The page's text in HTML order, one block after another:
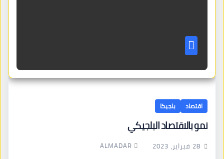
اقتصاد بلجيكا
نمو بالاقتصاد البلجيكي
28 فبراير، 2023 ALMADAR